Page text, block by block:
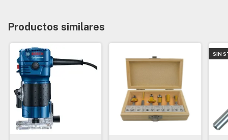
Productos similares
SIN